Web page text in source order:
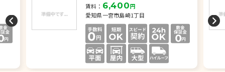
賃料： 6,400円
愛知県一宮市島崎1丁目